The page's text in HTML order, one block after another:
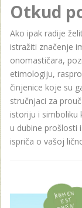
Otkud
Ako ipak radije
istražiti značenje
onomastičara,
etimologiju,
činjenice koje su
stručnjaci za
istoriju i simboliku
u dubine prošlosti
ispriča o vašoj